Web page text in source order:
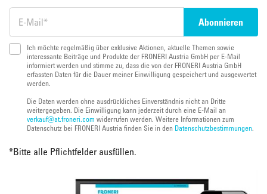
Ich möchte regelmäßig über exklusive Aktionen, aktuelle Themen sowie
interessante Beiträge und Produkte der FRONERI Austria GmbH per E-Mail
informiert werden und stimme zu, dass die von der FRONERI Austria GmbH
erfassten Daten für die Dauer meiner Einwilligung gespeichert und ausgewertet
werden.
Die Daten werden ohne ausdrückliches Einverständnis nicht an Dritte
weitergegeben. Die Einwilligung kann jederzeit durch eine E-Mail an
verkauf@at.froneri.com widerrufen werden. Weitere Informationen zum
Datenschutz bei FRONERI Austria finden Sie in den Datenschutzbestimmungen.
*Bitte alle Pflichtfelder ausfüllen.